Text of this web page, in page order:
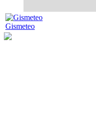
Gismeteo